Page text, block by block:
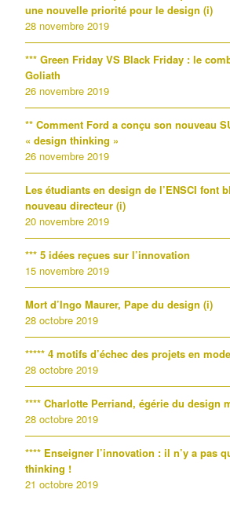
une nouvelle priorité pour le design (i)
28 novembre 2019
*** Green Friday VS Black Friday : le
Goliath
26 novembre 2019
** Comment Ford a conçu son nouveau
« design thinking »
26 novembre 2019
Les étudiants en design de l’ENSCI font
nouveau directeur (i)
20 novembre 2019
*** 5 idées reçues sur l’innovation
15 novembre 2019
Mort d’Ingo Maurer, Pape du design (i)
28 octobre 2019
***** 4 motifs d’échec des projets en
28 octobre 2019
**** Charlotte Perriand, égérie du design
28 octobre 2019
**** Enseigner l’innovation : il n’y a pas
thinking !
21 octobre 2019